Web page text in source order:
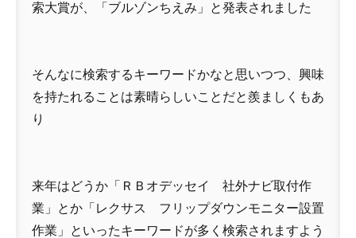
索大賞が、「ブルゾンちえみ」と発表されました
そんなに検索するキーワードかなと思いつつ、興味
を持たれることは素晴らしいことだと羨ましくもあ
り
来年はどうか「ＲＢオデッセイ 社外ナビ取付作
業」とか「レクサス フリップダウンモニター設置
作業」といったキーワードが多く検索されますよう